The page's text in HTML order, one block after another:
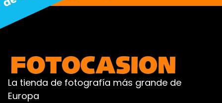
La tienda de fotografía más grande de
Europa